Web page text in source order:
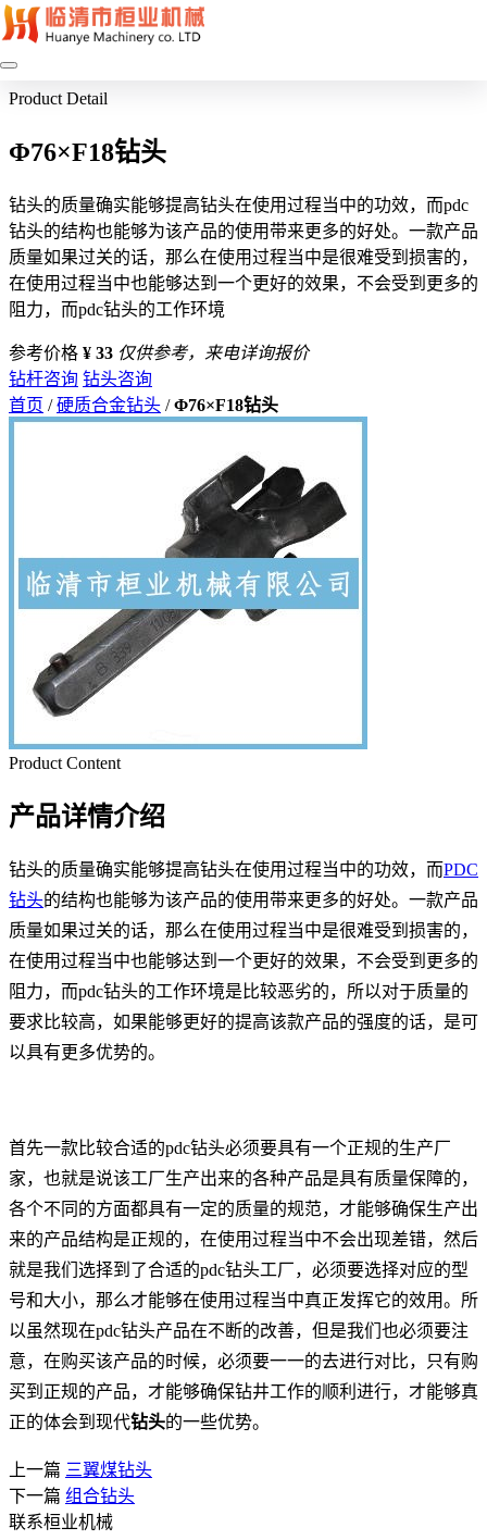
Product Detail
Φ76×F18钻头
钻头的质量确实能够提高钻头在使用过程当中的功效，而pdc
钻头的结构也能够为该产品的使用带来更多的好处。一款产品
质量如果过关的话，那么在使用过程当中是很难受到损害的，
在使用过程当中也能够达到一个更好的效果，不会受到更多的
阻力，而pdc钻头的工作环境
参考价格 ¥ 33 仅供参考，来电详询报价
钻杆咨询 钻头咨询
首页 / 硬质合金钻头 / Φ76×F18钻头
Product Content
产品详情介绍
钻头的质量确实能够提高钻头在使用过程当中的功效，而PDC
钻头的结构也能够为该产品的使用带来更多的好处。一款产品
质量如果过关的话，那么在使用过程当中是很难受到损害的，
在使用过程当中也能够达到一个更好的效果，不会受到更多的
阻力，而pdc钻头的工作环境是比较恶劣的，所以对于质量的
要求比较高，如果能够更好的提高该款产品的强度的话，是可
以具有更多优势的。
首先一款比较合适的pdc钻头必须要具有一个正规的生产厂
家，也就是说该工厂生产出来的各种产品是具有质量保障的，
各个不同的方面都具有一定的质量的规范，才能够确保生产出
来的产品结构是正规的，在使用过程当中不会出现差错，然后
就是我们选择到了合适的pdc钻头工厂，必须要选择对应的型
号和大小，那么才能够在使用过程当中真正发挥它的效用。所
以虽然现在pdc钻头产品在不断的改善，但是我们也必须要注
意，在购买该产品的时候，必须要一一的去进行对比，只有购
买到正规的产品，才能够确保钻井工作的顺利进行，才能够真
正的体会到现代钻头的一些优势。
上一篇 三翼煤钻头
下一篇 组合钻头
联系桓业机械